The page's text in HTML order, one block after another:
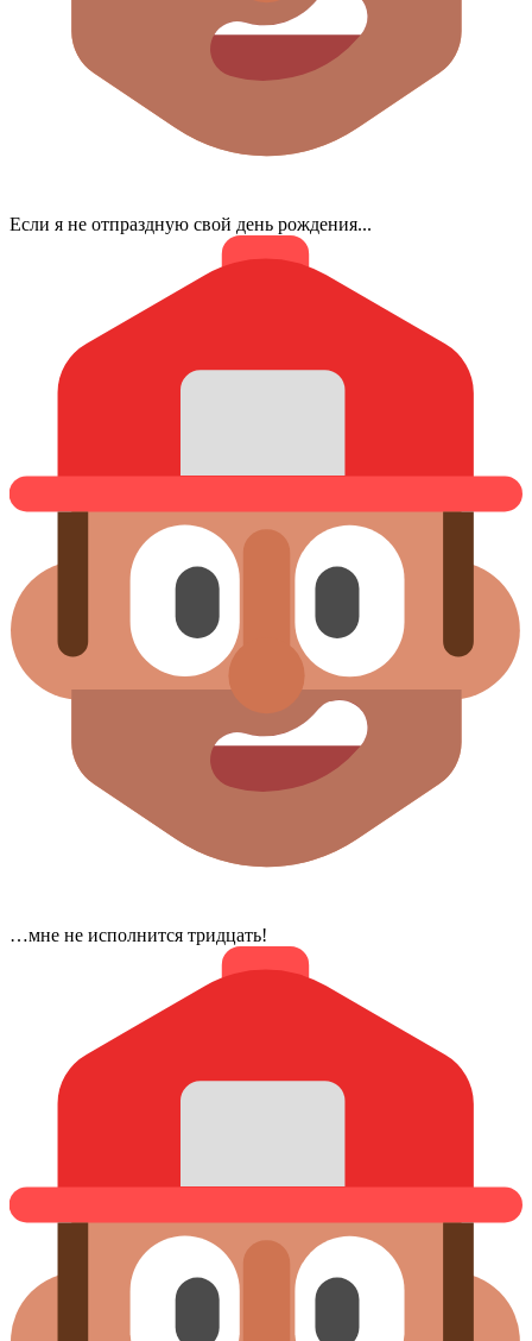
Если я не отпраздную свой день рождения...
…мне не исполнится тридцать!